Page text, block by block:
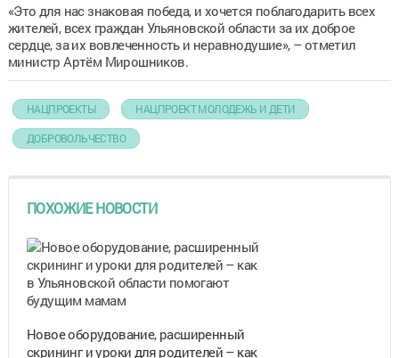
«Это для нас знаковая победа, и хочется поблагодарить всех
жителей, всех граждан Ульяновской области за их доброе
сердце, за их вовлеченность и неравнодушие», – отметил
министр Артём Мирошников.
НАЦПРОЕКТЫ НАЦПРОЕКТ МОЛОДЕЖЬ И ДЕТИ
ДОБРОВОЛЬЧЕСТВО
ПОХОЖИЕ НОВОСТИ
Новое оборудование, расширенный
скрининг и уроки для родителей – как